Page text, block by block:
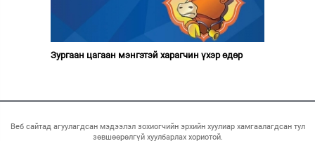
Зургаан цагаан мэнгэтэй харагчин үхэр өдөр
Веб сайтад агуулагдсан мэдээлэл зохиогчийн эрхийн хуулиар хамгаалагдсан тул
зөвшөөрөлгүй хуулбарлах хориотой.